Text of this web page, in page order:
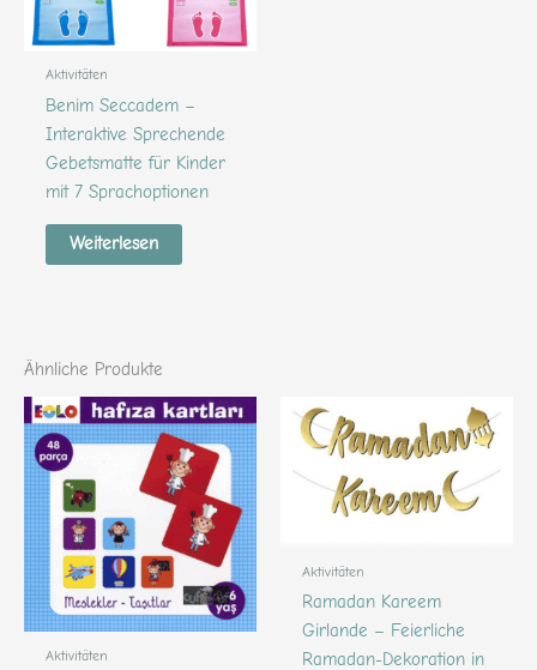
Aktivitäten
Benim Seccadem –
Interaktive Sprechende
Gebetsmatte für Kinder
mit 7 Sprachoptionen
Weiterlesen
Ähnliche Produkte
Aktivitäten
Aktivitäten
Ramadan Kareem
Girlande – Feierliche
Ramadan-Dekoration in